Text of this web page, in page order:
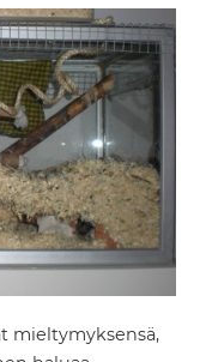
mieltymyksensä,